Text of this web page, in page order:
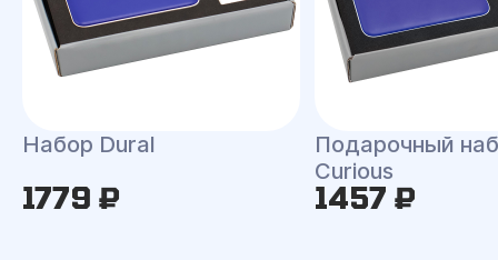
Набор Dural
1779 ₽
Подарочный
Curious
1457 ₽